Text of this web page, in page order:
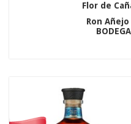
Flor de
Ron